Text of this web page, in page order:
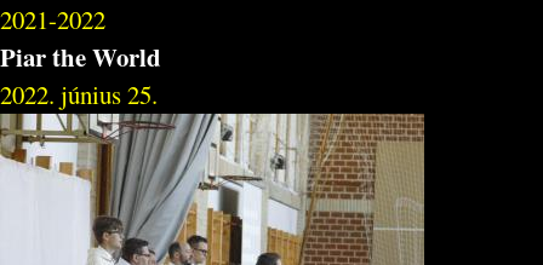
2021-2022
Piar the World
2022. június 25.